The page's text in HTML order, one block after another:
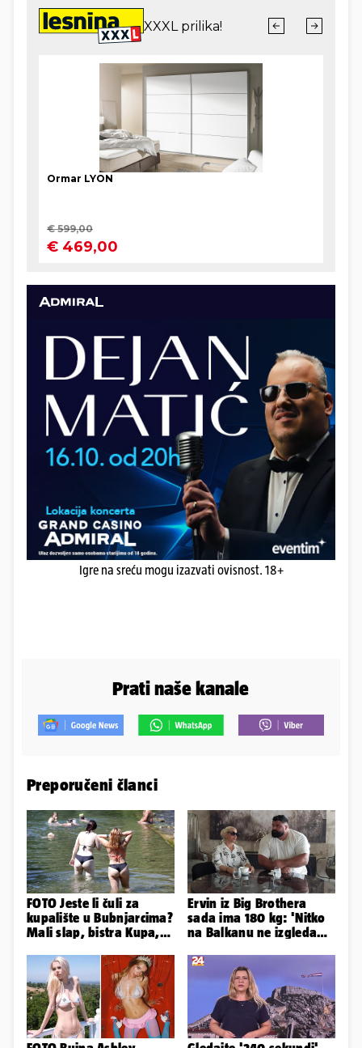
Igre na sreću mogu izazvati ovisnost. 18+
Prati naše kanale
Preporučeni članci
FOTO Jeste li čuli za
kupalište u Bubnjarcima?
Mali slap, bistra Kupa,
idila!
Ervin iz Big Brothera
sada ima 180 kg: 'Nitko
na Balkanu ne izgleda